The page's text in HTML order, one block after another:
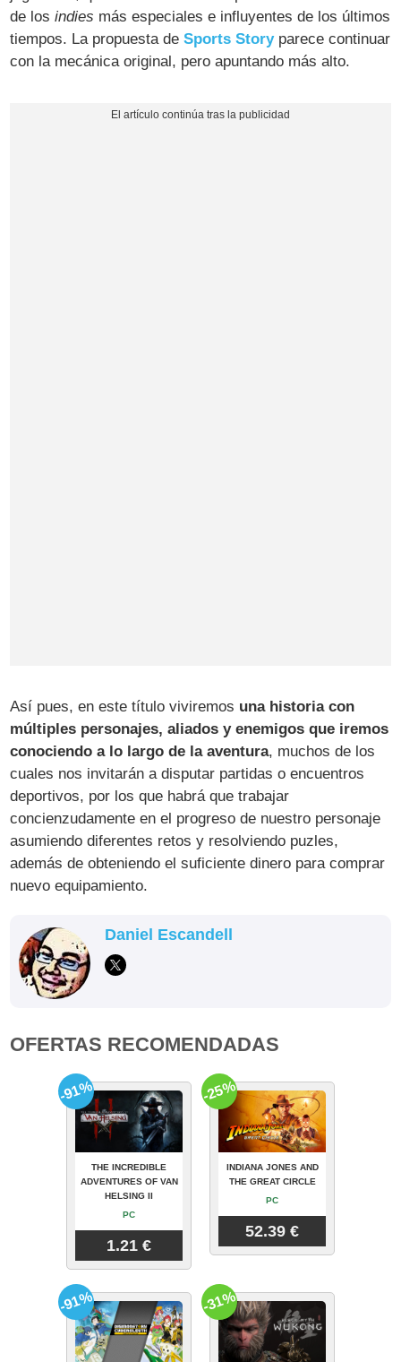
de losindies más especiales e influyentes de los últimos
tiempos. La propuesta deSports Storyparece continuar
con la mecánica original, pero apuntando más alto.
Así pues, en este título viviremos una historia con
múltiples personajes, aliados y enemigos que iremos
conociendo a lo largo de la aventura, muchos de los
cuales nos invitarán a disputar partidas o encuentros
deportivos, por los que habrá que trabajar
concienzudamente en el progreso de nuestro personaje
asumiendo diferentes retos y resolviendo puzles,
además de obteniendo el suficiente dinero para comprar
nuevo equipamiento.
Daniel Escandell
OFERTAS RECOMENDADAS
THE INCREDIBLE
ADVENTURES OF VAN
HELSING II
PC
1.21 €
-91%
INDIANA JONES AND
THE GREAT CIRCLE
PC
52.39 €
-25%
-91% -31%